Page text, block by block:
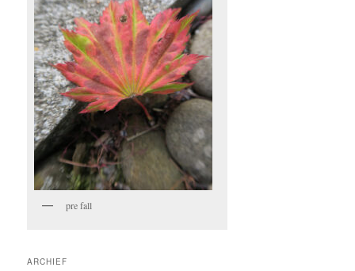
pre fall
ARCHIEF